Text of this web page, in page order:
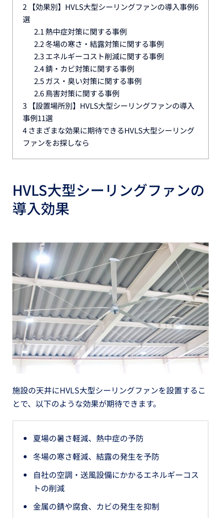
2 【効果別】HVLS大型シーリングファンの導入事例6
選
2.1 熱中症対策に関する事例
2.2冬場の寒さ・結露対策に関する事例
2.3エネルギーコスト削減に関する事例
2.4錆・カビ対策に関する事例
2.5ガス・臭い対策に関する事例
2.6鳥害対策に関する事例
3 【設置場所別】HVLS大型シーリングファンの導入
事例11選
4 さまざまな効果に期待できるHVLS大型シーリング
ファンをお探しなら
HVLS大型シーリングファンの
導入効果
施設の天井にHVLS大型シーリングファンを設置するこ
とで、以下のような効果が期待できます。
夏場の暑さ軽減、熱中症の予防
冬場の寒さ軽減、結露の発生を予防
自社の空調・送風設備にかかるエネルギーコス
トの削減
金属の錆や腐食、カビの発生を抑制